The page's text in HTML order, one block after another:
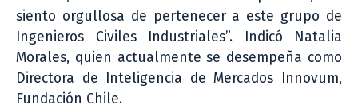
siento orgullosa de pertenecer a este grupo de
Ingenieros Civiles Industriales”. Indicó Natalia
Morales, quien actualmente se desempeña como
Directora de Inteligencia de Mercados Innovum,
Fundación Chile.